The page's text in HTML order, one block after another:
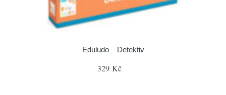
Eduludo – Detektiv
329 Kč